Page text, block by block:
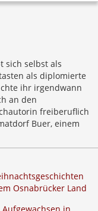
sich selbst als
als diplomierte
ihr irgendwann
an den
freiberuflich
Buer, einem